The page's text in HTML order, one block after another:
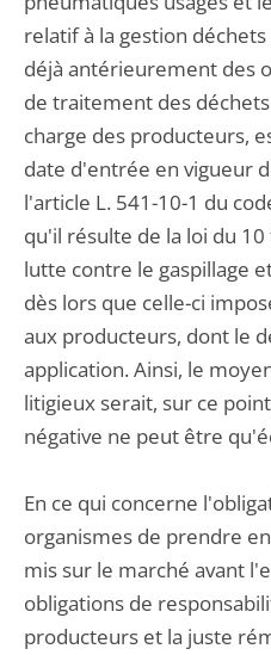
relatif à la gestion
déjà antérieurement des
de traitement des
charge des producteurs,
date d'entrée en vigueur
l'article L. 541-10-1 du
qu'il résulte de la loi du
lutte contre le gaspillage
dès lors que celle-ci
aux producteurs, dont le
application. Ainsi, le
litigieux serait, sur ce
négative ne peut être
En ce qui concerne
organismes de prendre
mis sur le marché avant
obligations de
producteurs et la juste